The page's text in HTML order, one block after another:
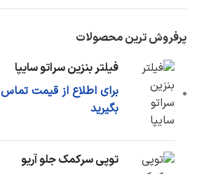
پرفروش ترین محصولات
فیلتر بنزین سراتو سایپا
برای اطلاع از قیمت تماس
بگیرید
توپی سرکمک جلو آریو